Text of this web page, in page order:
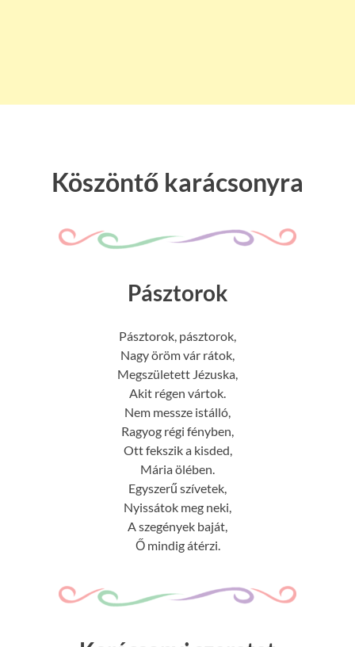
Köszöntő karácsonyra
Pásztorok
Pásztorok, pásztorok,
Nagy öröm vár rátok,
Megszületett Jézuska,
Akit régen vártok.
Nem messze istálló,
Ragyog régi fényben,
Ott fekszik a kisded,
Mária ölében.
Egyszerű szívetek,
Nyissátok meg neki,
A szegények baját,
Ő mindig átérzi.